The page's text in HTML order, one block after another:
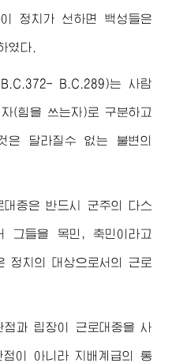
정치가 선하면 백성들은
였다.
B.C.289)는 사람
(힘을 쓰는자)로 구분하고
은 달라질수 없는 불변의
대중은 반드시 군주의 다스
그들을 목민, 축민이라고
정치의 대상으로서의 근로
점과 립장이 근로대중을 사
이 아니라 지배계급의 통